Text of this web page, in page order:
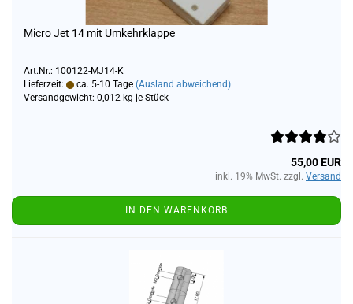
Micro Jet 14 mit Umkehrklappe
Art.Nr.: 100122-MJ14-K
Lieferzeit:
ca. 5-10 Tage (Ausland abweichend)
Versandgewicht: 0,012 kg je Stück
55,00 EUR
inkl. 19% MwSt. zzgl. Versand
IN DEN WARENKORB